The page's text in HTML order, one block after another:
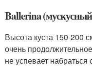
Ballerina
Высота куста 150-200
очень
не успевает набраться